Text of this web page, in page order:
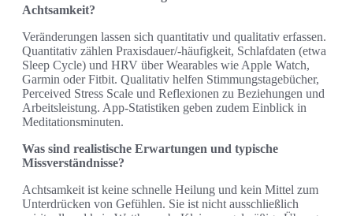
Achtsamkeit?
Veränderungen lassen sich quantitativ und qualitativ erfassen.
Quantitativ zählen Praxisdauer/-häufigkeit, Schlafdaten (etwa
Sleep Cycle) und HRV über Wearables wie Apple Watch,
Garmin oder Fitbit. Qualitativ helfen Stimmungstagebücher,
Perceived Stress Scale und Reflexionen zu Beziehungen und
Arbeitsleistung. App‑Statistiken geben zudem Einblick in
Meditationsminuten.
Was sind realistische Erwartungen und typische
Missverständnisse?
Achtsamkeit ist keine schnelle Heilung und kein Mittel zum
Unterdrücken von Gefühlen. Sie ist nicht ausschließlich